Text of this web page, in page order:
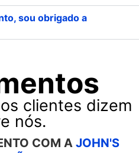
sou obrigado a
clientes dizem
nós.
COM A JOHN'S